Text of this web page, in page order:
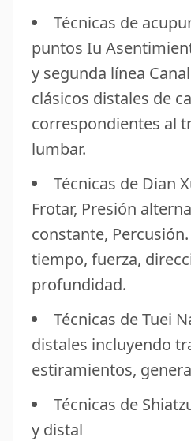
Técnicas de
puntos Iu
y segunda línea
clásicos distales de
correspondientes al
lumbar.
Técnicas de Dian
Frotar, Presión
constante,
tiempo, fuerza,
profundidad.
Técnicas de Tuei
distales incluyendo
estiramientos,
Técnicas de
y distal